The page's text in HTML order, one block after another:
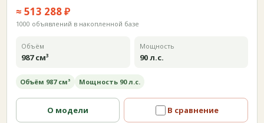
≈ 513 288 ₽
1000 объявлений в накопленной базе
Объём
987 см³
Мощность
90 л.с.
Объём 987 см³ Мощность 90 л.с.
О модели В сравнение